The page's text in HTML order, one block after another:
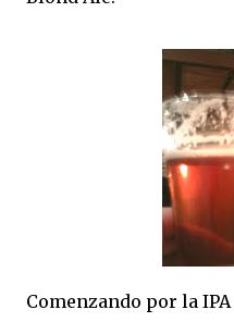
Comenzando por la